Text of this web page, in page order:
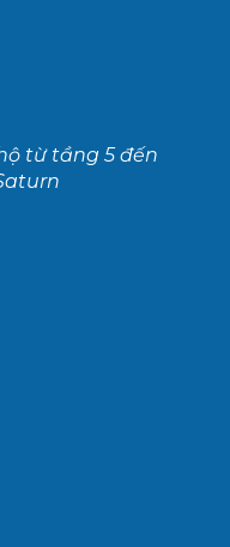
từ tầng 5 đến